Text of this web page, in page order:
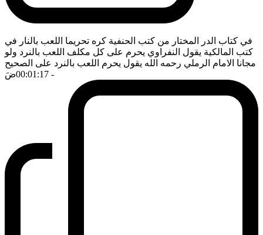
في كتاب الدر المختار من كتب الحنفية كره تحريما اللعب بالنار في
كتب المالكية يقول النفراوي يحرم على كل مكلف اللعب بالنرد ولو
مجانا الامام الرملي رحمه الله يقول يحرم اللعب بالنرد على الصحيح
- 00:01:17
ضَ